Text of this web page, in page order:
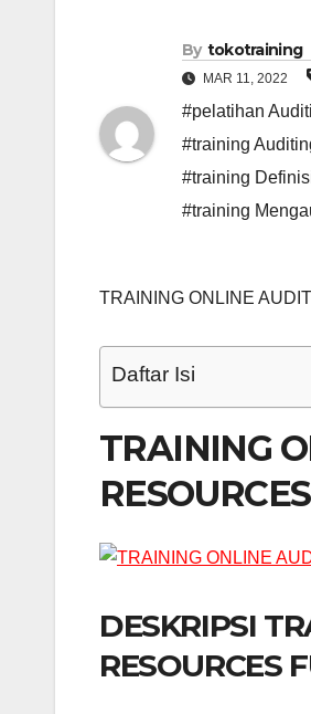
By tokotraining
MAR 11, 2022
#pelatihan
#training
#training
#training
TRAINING ONLINE
Daftar Isi
TRAINING
DESKRIPSI
RESOURCES